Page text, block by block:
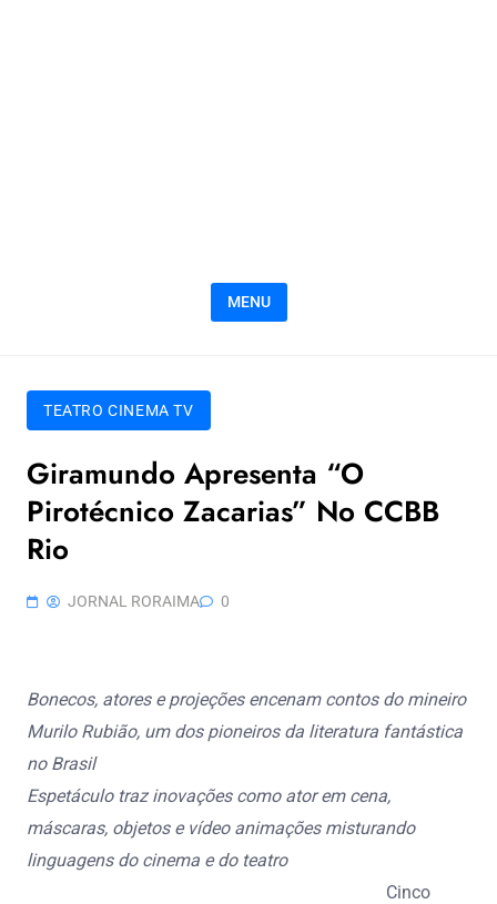
MENU
TEATRO CINEMA TV
Giramundo Apresenta “O
Pirotécnico Zacarias” No CCBB
Rio
JORNAL RORAIMA 0
Bonecos, atores e projeções encenam contos do mineiro
Murilo Rubião, um dos pioneiros da literatura fantástica
no Brasil
Espetáculo traz inovações como ator em cena,
máscaras, objetos e vídeo animações misturando
linguagens do cinema e do teatro
Cinco